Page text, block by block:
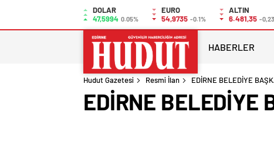
DOLAR
47,5994 0.05%
EURO
54,9735 -0.1%
ALTIN
6.481,35 -0,23
HABERLER
Hudut Gazetesi Resmi İlan EDİRNE BELEDİYE
EDİRNE BELEDİYE